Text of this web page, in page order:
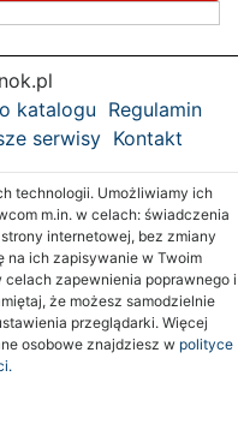
katalogu Regulamin
serwisy Kontakt
technologii. Umożliwiamy ich
m.in. w celach: świadczenia
internetowej, bez zmiany
na ich zapisywanie w Twoim
zapewnienia poprawnego i
że możesz samodzielnie
przeglądarki. Więcej
osobowe znajdziesz w polityce